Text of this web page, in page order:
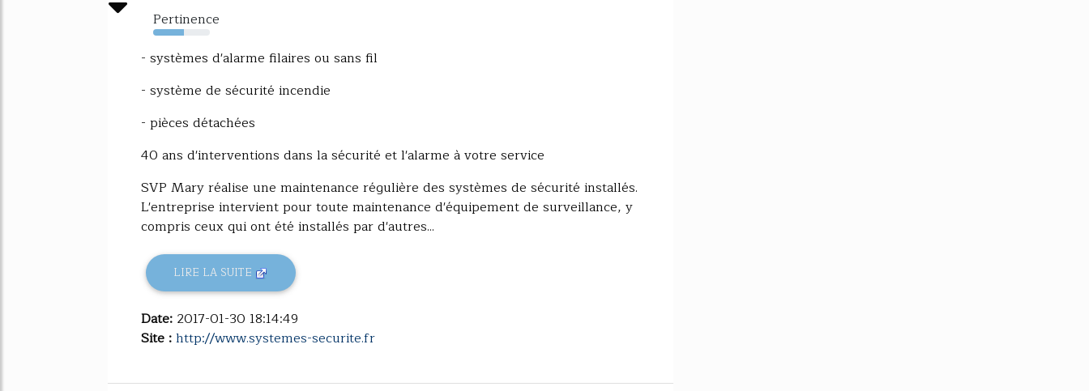
Pertinence
54%
- systèmes d'alarme filaires ou sans fil
- système de sécurité incendie
- pièces détachées
40 ans d'interventions dans la sécurité et l'alarme à votre service
SVP Mary réalise une maintenance régulière des systèmes de sécurité installés.
L'entreprise intervient pour toute maintenance d'équipement de surveillance, y
compris ceux qui ont été installés par d'autres...
LIRE LA SUITE
Date: 2017-01-30 18:14:49
Site :http://www.systemes-securite.fr